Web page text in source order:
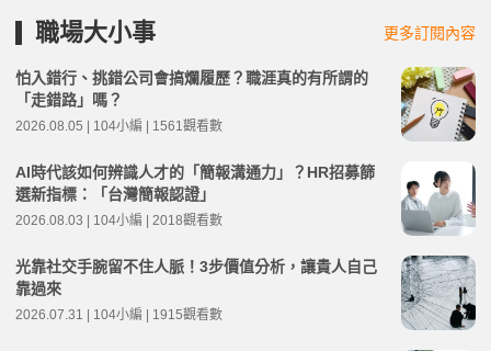
職場大小事 更多訂閱內容
怕入錯行、挑錯公司會搞爛履歷？職涯真的有所謂的
「走錯路」嗎？
2026.08.05 | 104小編 | 1561觀看數
AI時代該如何辨識人才的「簡報溝通力」？HR招募篩
選新指標：「台灣簡報認證」
2026.08.03 | 104小編 | 2018觀看數
光靠社交手腕留不住人脈！3步價值分析，讓貴人自己
靠過來
2026.07.31 | 104小編 | 1915觀看數